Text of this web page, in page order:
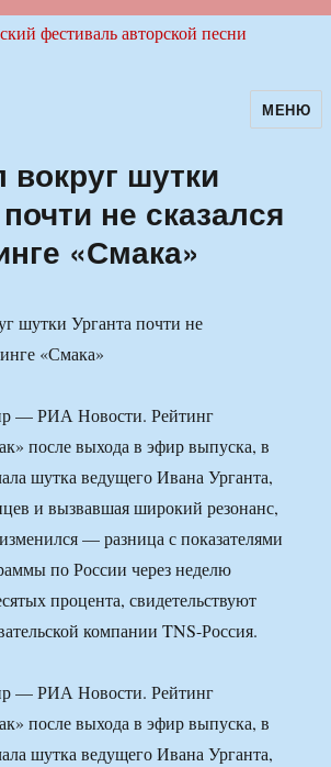
фестиваль авторскойМЕНЮ
вокруг шутки
не сказался
«Смака»
— РИА Новости. Рейтинг
после выхода в эфир выпуска, в
шутка ведущего Ивана Урганта,
и вызвавшая широкий резонанс,
— разница с показателями
по России через неделю
процента, свидетельствуют
компании TNS-Россия.
— РИА Новости. Рейтинг
после выхода в эфир выпуска, в
шутка ведущего Ивана Урганта,